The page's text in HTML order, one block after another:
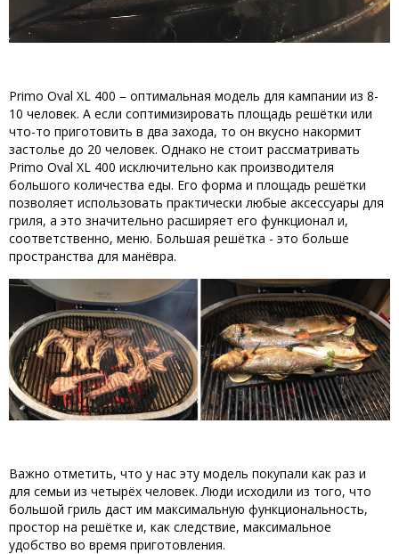
Primo Oval XL 400 – оптимальная модель для кампании из 8-
10 человек. А если соптимизировать площадь решётки или
что-то приготовить в два захода, то он вкусно накормит
застолье до 20 человек. Однако не стоит рассматривать
Primo Oval XL 400 исключительно как производителя
большого количества еды. Его форма и площадь решётки
позволяет использовать практически любые аксессуары для
гриля, а это значительно расширяет его функционал и,
соответственно, меню. Большая решётка - это больше
пространства для манёвра.
Важно отметить, что у нас эту модель покупали как раз и
для семьи из четырёх человек. Люди исходили из того, что
большой гриль даст им максимальную функциональность,
простор на решётке и, как следствие, максимальное
удобство во время приготовления.